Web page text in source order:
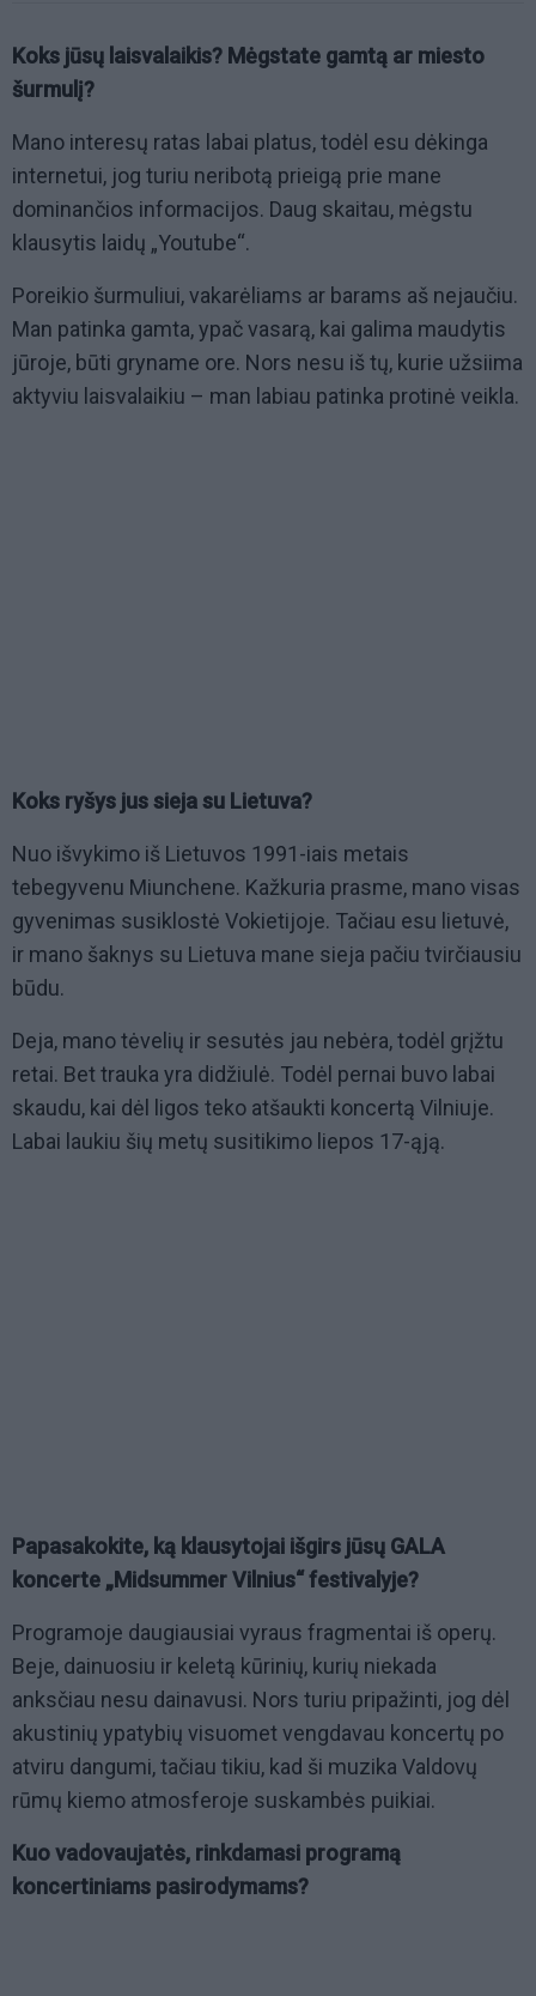
Koks jūsų laisvalaikis? Mėgstate gamtą ar miesto
šurmulį?
Mano interesų ratas labai platus, todėl esu dėkinga
internetui, jog turiu neribotą prieigą prie mane
dominančios informacijos. Daug skaitau, mėgstu
klausytis laidų „Youtube“.
Poreikio šurmuliui, vakarėliams ar barams aš nejaučiu.
Man patinka gamta, ypač vasarą, kai galima maudytis
jūroje, būti gryname ore. Nors nesu iš tų, kurie užsiima
aktyviu laisvalaikiu – man labiau patinka protinė veikla.
Koks ryšys jus sieja su Lietuva?
Nuo išvykimo iš Lietuvos 1991-iais metais
tebegyvenu Miunchene. Kažkuria prasme, mano visas
gyvenimas susiklostė Vokietijoje. Tačiau esu lietuvė,
ir mano šaknys su Lietuva mane sieja pačiu tvirčiausiu
būdu.
Deja, mano tėvelių ir sesutės jau nebėra, todėl grįžtu
retai. Bet trauka yra didžiulė. Todėl pernai buvo labai
skaudu, kai dėl ligos teko atšaukti koncertą Vilniuje.
Labai laukiu šių metų susitikimo liepos 17-ąją.
Papasakokite, ką klausytojai išgirs jūsų GALA
koncerte „Midsummer Vilnius“ festivalyje?
Programoje daugiausiai vyraus fragmentai iš operų.
Beje, dainuosiu ir keletą kūrinių, kurių niekada
anksčiau nesu dainavusi. Nors turiu pripažinti, jog dėl
akustinių ypatybių visuomet vengdavau koncertų po
atviru dangumi, tačiau tikiu, kad ši muzika Valdovų
rūmų kiemo atmosferoje suskambės puikiai.
Kuo vadovaujatės, rinkdamasi programą
koncertiniams pasirodymams?